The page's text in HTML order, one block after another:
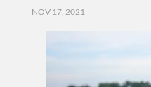
NOV 17, 2021